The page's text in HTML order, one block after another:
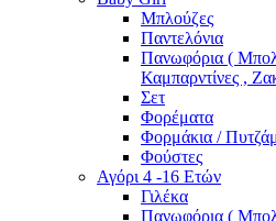
Μπλούζες
Παντελόνια
Πανωφόρια (
Καμπαρντίνες ,
Σετ
Φορέματα
Φορμάκια /
Φούστες
Αγόρι 4 -16 Ετών
Γιλέκα
Πανωφόρια (